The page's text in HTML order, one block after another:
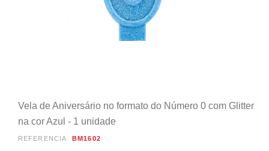
Vela de Aniversário no formato do Número 0 com Glitter
na cor Azul - 1 unidade
REFERÊNCIA BM1602